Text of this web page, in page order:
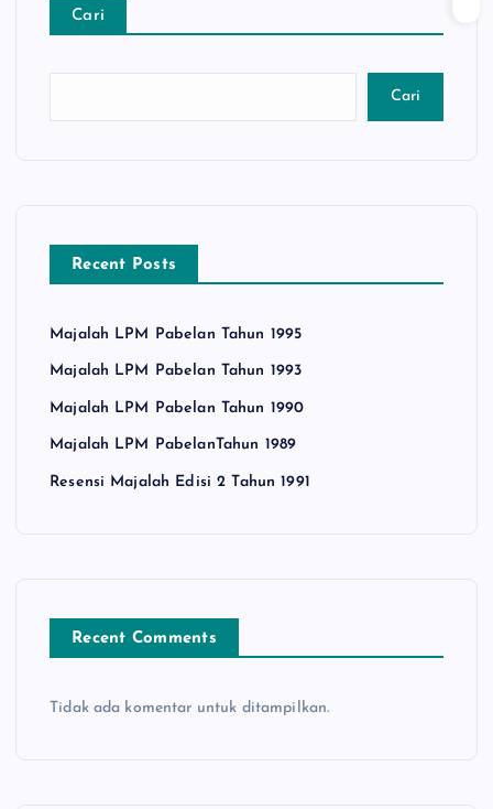
Cari
Cari
Recent Posts
Majalah LPM Pabelan Tahun 1995
Majalah LPM Pabelan Tahun 1993
Majalah LPM Pabelan Tahun 1990
Majalah LPM PabelanTahun 1989
Resensi Majalah Edisi 2 Tahun 1991
Recent Comments
Tidak ada komentar untuk ditampilkan.